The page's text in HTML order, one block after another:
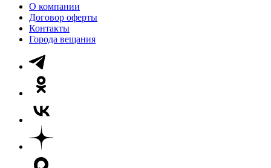
О компании
Договор оферты
Контакты
Города вещания